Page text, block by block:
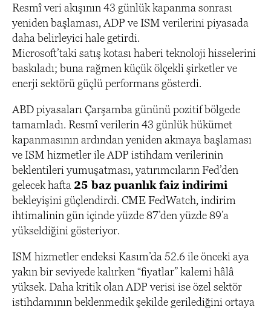
Resmî veri akışının 43 günlük kapanma sonrası
yeniden başlaması, ADP ve ISM verilerini piyasada
daha belirleyici hale getirdi.
Microsoft’taki satış kotası haberi teknoloji hisselerini
baskıladı; buna rağmen küçük ölçekli şirketler ve
enerji sektörü güçlü performans gösterdi.
ABD piyasaları Çarşamba gününü pozitif bölgede
tamamladı. Resmî verilerin 43 günlük hükümet
kapanmasının ardından yeniden akmaya başlaması
ve ISM hizmetler ile ADP istihdam verilerinin
beklentileri yumuşatması, yatırımcıların Fed’den
gelecek hafta 25 baz puanlık faiz indirimi
bekleyişini güçlendirdi. CME FedWatch, indirim
ihtimalinin gün içinde yüzde 87’den yüzde 89’a
yükseldiğini gösteriyor.
ISM hizmetler endeksi Kasım’da 52.6 ile önceki aya
yakın bir seviyede kalırken “fiyatlar” kalemi hâlâ
yüksek. Daha kritik olan ADP verisi ise özel sektör
istihdamının beklenmedik şekilde gerilediğini ortaya